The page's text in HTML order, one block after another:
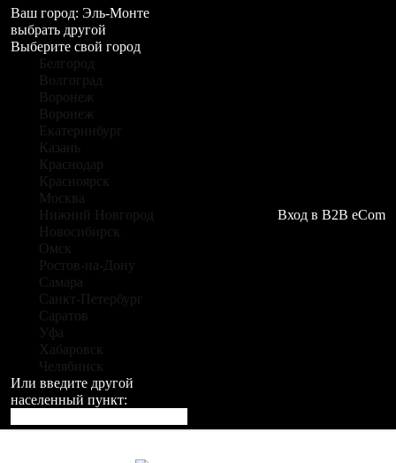
Ваш город: Эль-Монте
выбрать другой
Выберите свой город
Белгород
Волгоград
Воронеж
Воронеж
Екатеринбург
Казань
Краснодар
Красноярск
Москва
Нижний Новгород
Новосибирск
Омск
Ростов-на-Дону
Самара
Санкт-Петербург
Саратов
Уфа
Хабаровск
Челябинск
Или введите другой
населенный пункт:
Вход в B2B eCom